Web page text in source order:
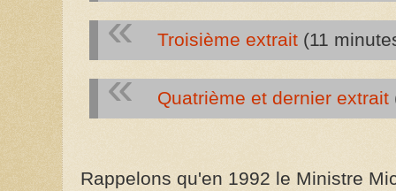
Troisième extrait (11
Quatrième et dernier extrait
Rappelons qu'en 1992 le Ministre